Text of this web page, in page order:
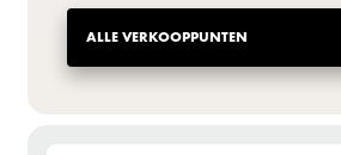
ALLE VERKOOPPUNTEN